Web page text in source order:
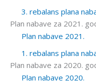
3. rebalans plana
Plan nabave za 2021.
Plan nabave 2021.
1. rebalans plana
Plan nabave za 2020.
Plan nabave 2020.